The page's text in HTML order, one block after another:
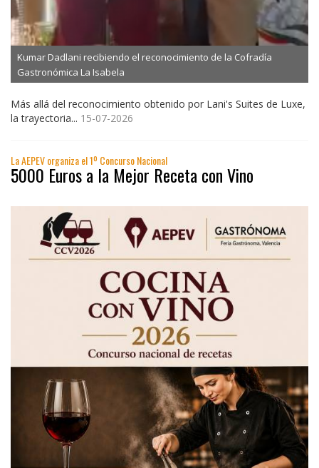
Kumar Dadlani recibiendo el reconocimiento de la Cofradía
Gastronómica La Isabela
Más allá del reconocimiento obtenido por Lani's Suites de Luxe,
la trayectoria... 15-07-2026
La AEPEV organiza el 1º Concurso Nacional
5000 Euros a la Mejor Receta con Vino